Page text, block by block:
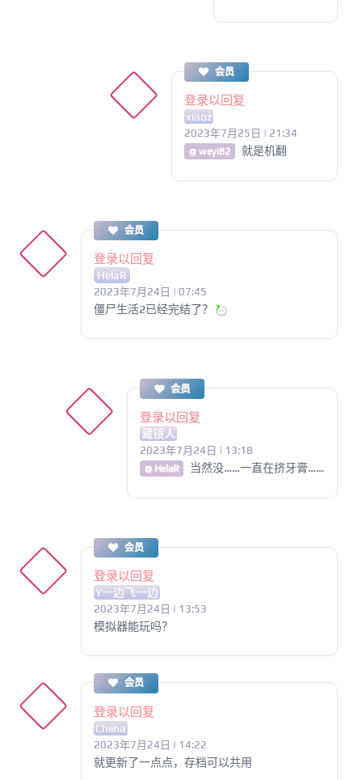
会员
登录以回复
xiaoz
2023年7月25日 | 21:34
@ weyi82 就是机翻
会员
登录以回复
HelaR
2023年7月24日 | 07:45
僵尸生活2已经完结了？
会员
登录以回复
藏镜人
2023年7月24日 | 13:18
@ HelaR 当然没……一直在挤牙膏……
会员
登录以回复
Y一边飞一边
2023年7月24日 | 13:53
模拟器能玩吗？
会员
登录以回复
Chiina
2023年7月24日 | 14:22
就更新了一点点，存档可以共用